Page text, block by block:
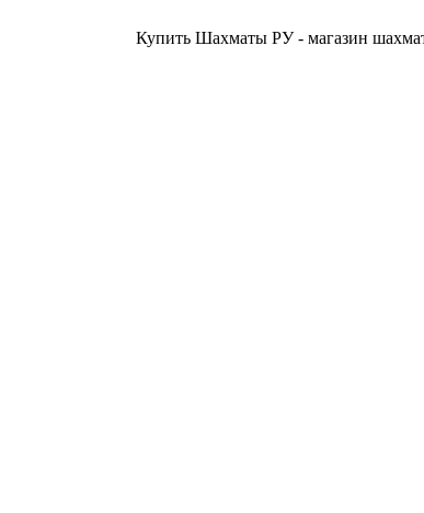
Купить Шахматы РУ - магазин